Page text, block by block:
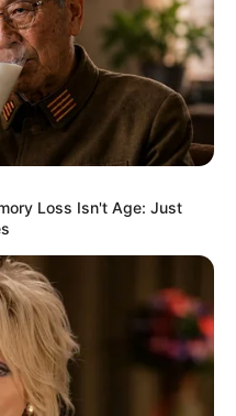
Loss Isn't Age: Just